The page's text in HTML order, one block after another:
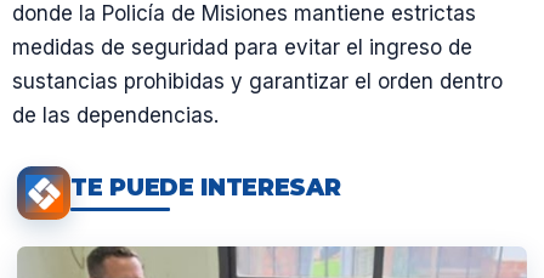
donde la Policía de Misiones mantiene estrictas
medidas de seguridad para evitar el ingreso de
sustancias prohibidas y garantizar el orden dentro
de las dependencias.
TE PUEDE INTERESAR